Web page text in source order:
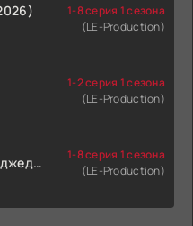
1-8 серия 1 сезона
(LE-Production)
1-2 серия 1 сезона
(LE-Production)
1-8 серия 1 сезона
(LE-Production)